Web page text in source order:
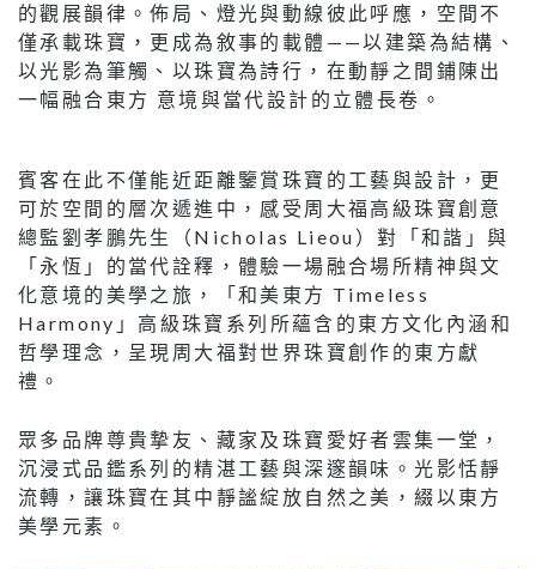
的觀展韻律。佈局、燈光與動線彼此呼應，空間不
僅承載珠寶，更成為敘事的載體——以建築為結構、
以光影為筆觸、以珠寶為詩行，在動靜之間鋪陳出
一幅融合東方 意境與當代設計的立體長卷。
賓客在此不僅能近距離鑒賞珠寶的工藝與設計，更
可於空間的層次遞進中，感受周大福高級珠寶創意
總監劉孝鵬先生（Nicholas Lieou）對「和諧」與
「永恆」的當代詮釋，體驗一場融合場所精神與文
化意境的美學之旅，「和美東方 Timeless
Harmony」高級珠寶系列所蘊含的東方文化內涵和
哲學理念，呈現周大福對世界珠寶創作的東方獻
禮。
眾多品牌尊貴摯友、藏家及珠寶愛好者雲集一堂，
沉浸式品鑑系列的精湛工藝與深邃韻味。光影恬靜
流轉，讓珠寶在其中靜謐綻放自然之美，綴以東方
美學元素。